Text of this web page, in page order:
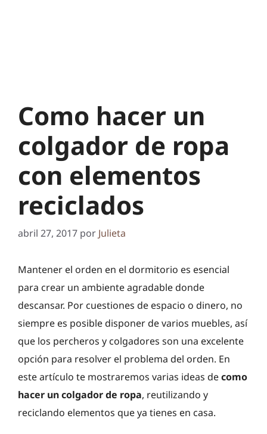
Como hacer un
colgador de ropa
con elementos
reciclados
abril 27, 2017 por Julieta
Mantener el orden en el dormitorio es esencial
para crear un ambiente agradable donde
descansar. Por cuestiones de espacio o dinero, no
siempre es posible disponer de varios muebles, así
que los percheros y colgadores son una excelente
opción para resolver el problema del orden. En
este artículo te mostraremos varias ideas decomo
hacer un colgador de ropa, reutilizando y
reciclando elementos que ya tienes en casa.